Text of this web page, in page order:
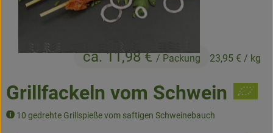
Naturwaren
Getränke
Gutscheine & Geschenkideen
So geht's
Grillfackeln vom Schwein
10 gedrehte Grillspieße vom saftigen Schweinebauch
ca. 11,98 €/ Packung 23,95 € / kg